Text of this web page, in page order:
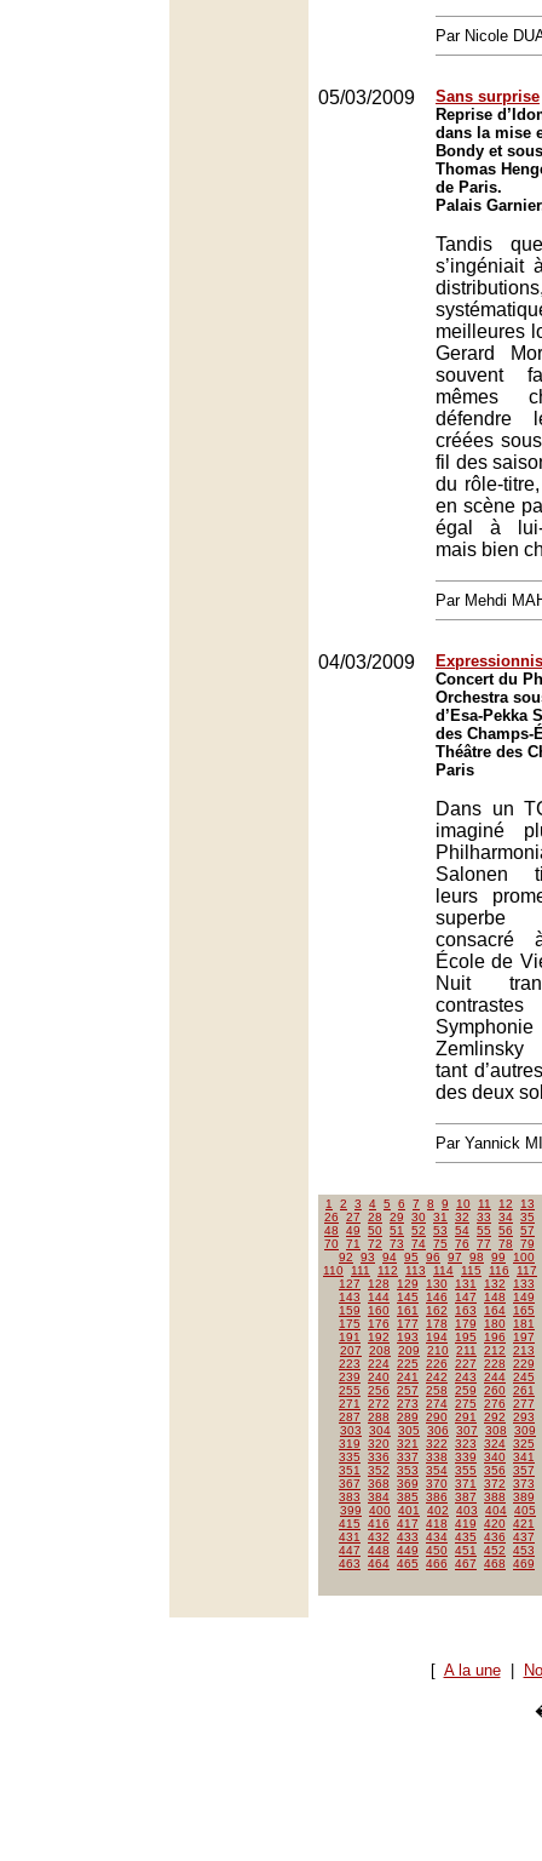
Par Nicole
05/03/2009
Sans surprise
Reprise
dans la mise
Bondy et
Thomas
de Paris.
Palais
Tandis
s’ingéniait
meilleures
Gerard
souvent
mêmes
défendre
créées
fil des
du rôle-
en scène
égal à lui-
mais bien
Par Mehdi
04/03/2009
Concert du
Orchestra
d’Esa-Pekka
des Champs-
Théâtre des
Paris
Dans un
imaginé
Salonen
leurs
superbe
consacré
École de
Nuit
Zemlinsky
tant
des deux
Par Yannick
1 2 3 4 5 6 7 8 9 10 11 12
13
26
27 28 29 30 31 32 33 34 35
48
49 50 51 52 53 54 55 56
57
70 71 72 73 74 75 76 77 78
79
92
93 94 95 96 97 98 99
100
110
111 112 113 114 115 116
117
127
128 129 130 131 132
133
143
144 145 146 147 148
149
159
160 161 162 163 164
165
175
176 177 178 179 180
181
191
192 193 194 195 196
197
207
208 209 210 211 212
213
223
224 225 226 227 228
229
239
240 241 242 243 244 245
255
256 257 258 259 260 261
271
272 273 274 275 276
277
287
288 289 290 291 292
293
303
304 305 306 307 308
309
319
320 321 322 323 324 325
335
336 337 338 339 340 341
351
352 353 354 355 356
357
367
368 369 370 371 372
373
383
384 385 386 387 388
389
399
400 401 402 403 404 405
415
416 417 418 419 420 421
431
432 433 434 435 436
437
447
448 449 450 451 452
453
463
464 465 466 467 468 469
[ A la une|